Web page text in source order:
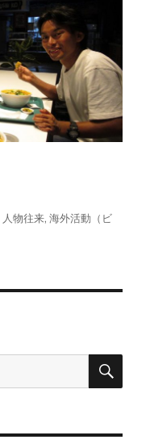
人物往来,海外活動（ビ
検